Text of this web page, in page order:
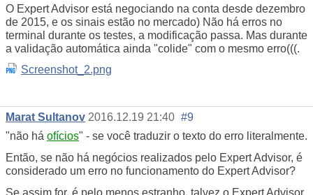
O Expert Advisor está negociando na conta desde dezembro
de 2015, e os sinais estão no mercado) Não há erros no
terminal durante os testes, a modificação passa. Mas durante
a validação automática ainda "colide" com o mesmo erro(((.
Screenshot_2.png
Marat Sultanov 2016.12.19 21:40 #9
"não há ofícios" - se você traduzir o texto do erro literalmente.
Então, se não há negócios realizados pelo Expert Advisor, é
considerado um erro no funcionamento do Expert Advisor?